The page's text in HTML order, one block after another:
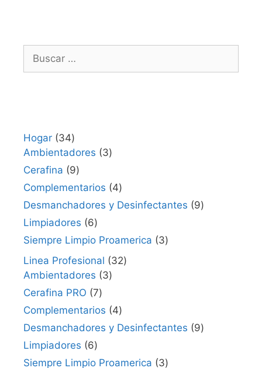
Hogar 34
Ambientadores
3
Cerafina
9
Complementarios
4
Desmanchadores y Desinfectantes
9
Limpiadores
6
Siempre Limpio Proamerica
3
Linea Profesional
32
Ambientadores
3
Cerafina PRO 7
Complementarios
4
Desmanchadores y Desinfectantes
9
Limpiadores
6
Siempre Limpio Proamerica
3